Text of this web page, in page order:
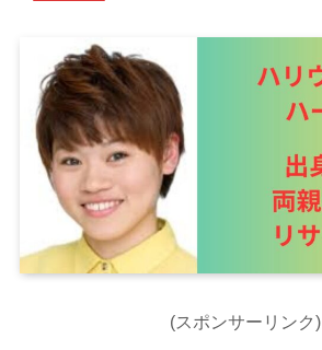
(スポンサーリンク)